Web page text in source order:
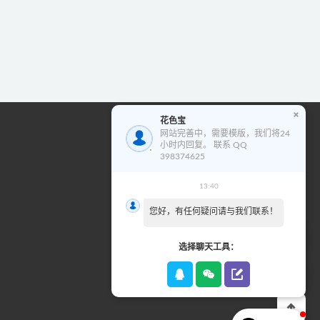
花色宝模版使用教程
视
器
00:00
花色宝
网站完善中，需要模版，我们将24
小时内回复。 联系 QQ
398374625
13:40
您好，有任何疑问请与我们联系！
选择聊天工具：